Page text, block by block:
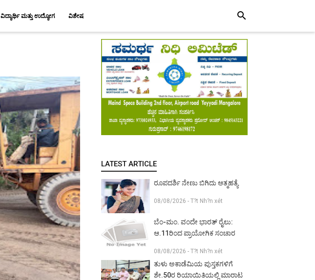
ವಿದ್ಯಾರ್ಥಿ ಮತ್ತು ಉದ್ಯೋಗ ವಿಶೇಷ search
LATEST ARTICLE
ರೂಪದರ್ಶಿ ನೇಣು ಬಿಗಿದು ಆತ್ಮಹತ್ಯೆ
08/08/2026 - T?t Nh?n xét
ಬೆಂ-ಮಂ. ವಂದೇ ಭಾರತ್ ರೈಲು:
ಆ.11ರಿಂದ ಪ್ರಾಯೋಗಿಕ ಸಂಚಾರ
08/08/2026 - T?t Nh?n xét
ತುಳು ಅಕಾಡೆಮಿಯ ಪುಸ್ತಕಗಳಿಗೆ
ಶೇ.50ರ ರಿಯಾಯಿತಿಯಲ್ಲಿ ಮಾರಾಟ